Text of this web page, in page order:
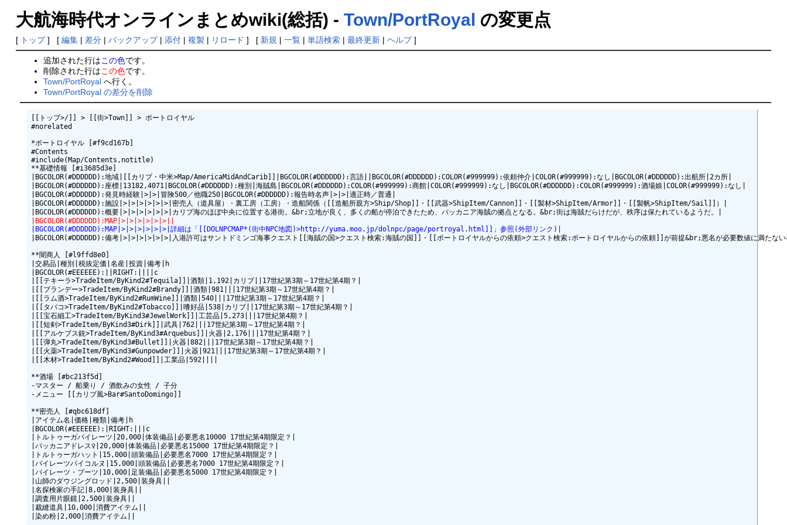
大航海時代オンラインまとめwiki(総括) - Town/PortRoyal の変更点
[ トップ] [ 編集| 差分| バックアップ| 添付| 複製 | リロード ] [ 新規 | 一覧| 単語検索| 最終更新| ヘルプ]
追加された行はこの色です。
削除された行はこの色です。
Town/PortRoyal へ行く。
Town/PortRoyal の差分を削除
[[トップ>/]] > [[街>Town]] > ポートロイヤル
#norelated
*ポートロイヤル [#f9cd167b]
#Contents
#include(Map/Contents,notitle)
**基礎情報 [#i3685d3e]
|BGCOLOR(#DDDDDD):地域|[[カリブ・中米>Map/AmericaMidAndCarib]]|BGCOLOR(#DDDDDD):言語||BGCOLOR(#DDDDDD):COLOR(#999999):依頼仲介|COLOR(#999999):なし|BGCOLOR(#DDDDDD):出航所|2カ所|
|BGCOLOR(#DDDDDD):座標|13182,4071|BGCOLOR(#DDDDDD):種別|海賊島|BGCOLOR(#DDDDDD):COLOR(#999999):商館|COLOR(#999999):なし|BGCOLOR(#DDDDDD):COLOR(#999999):酒場娘|COLOR(#999999):なし|
|BGCOLOR(#DDDDDD):発見時経験|>|>|冒険500／他職250|BGCOLOR(#DDDDDD):報告時名声|>|>|適正時／普通|
|BGCOLOR(#DDDDDD):施設|>|>|>|>|>|>|密売人（道具屋）・裏工房（工房）・造船関係（[[造船所親方>Ship/Shop]]・[[武器>ShipItem/Cannon]]・[[製材>ShipItem/Armor]]・[[製帆>ShipItem/Sail]]）|
|BGCOLOR(#DDDDDD):MAP|>|>|>|>|>|>||
|BGCOLOR(#DDDDDD):MAP|>|>|>|>|>|>|詳細は「[[DOLNPCMAP*(街中NPC地図)>http://yuma.moo.jp/dolnpc/page/portroyal.html]]」参照(外部リンク)|
|BGCOLOR(#DDDDDD):備考|>|>|>|>|>|>|入港許可はサントドミンゴ海事クエスト[[海賊の国>クエスト検索:海賊の国]]・[[ポートロイヤルからの依頼>クエスト検索:ポートロイヤルからの依頼]]が前提&br;悪名が必要数値に満たない
**闇商人 [#l9ffd8e0]
|交易品|種別|税抜定価|名産|投資|備考|h
|BGCOLOR(#EEEEEE):||RIGHT:||||c
|[[テキーラ>TradeItem/ByKind2#Tequila]]|酒類|1,192|カリブ||17世紀第3期～17世紀第4期？|
|[[ブランデー>TradeItem/ByKind2#Brandy]]|酒類|981|||17世紀第3期～17世紀第4期？|
|[[ラム酒>TradeItem/ByKind2#RumWine]]|酒類|540|||17世紀第3期～17世紀第4期？|
|[[タバコ>TradeItem/ByKind2#Tobacco]]|嗜好品|538|カリブ||17世紀第3期～17世紀第4期？|
|[[宝石細工>TradeItem/ByKind3#JewelWork]]|工芸品|5,273|||17世紀第4期？|
|[[短剣>TradeItem/ByKind3#Dirk]]|武具|762|||17世紀第3期～17世紀第4期？|
|[[アルケブス銃>TradeItem/ByKind3#Arquebus]]|火器|2,176|||17世紀第4期？|
|[[弾丸>TradeItem/ByKind3#Bullet]]|火器|882|||17世紀第3期～17世紀第4期？|
|[[火薬>TradeItem/ByKind3#Gunpowder]]|火器|921|||17世紀第3期～17世紀第4期？|
|[[木材>TradeItem/ByKind2#Wood]]|工業品|592||||
**酒場 [#bc213f5d]
-マスター / 船乗り / 酒飲みの女性 / 子分
-メニュー [[カリブ風>Bar#SantoDomingo]]
**密売人 [#qbc618df]
|アイテム名|価格|種類|備考|h
|BGCOLOR(#EEEEEE):|RIGHT:|||c
|トルトゥーガパイレーツ|20,000|体装備品|必要悪名10000 17世紀第4期限定？|
|バッカニアドレス♀|20,000|体装備品|必要悪名15000 17世紀第4期限定？|
|トルトゥーガハット|15,000|頭装備品|必要悪名7000 17世紀第4期限定？|
|パイレーツバイコルヌ|15,000|頭装備品|必要悪名7000 17世紀第4期限定？|
|パイレーツ・ブーツ|10,000|足装備品|必要悪名5000 17世紀第4期限定？|
|山師のダウジングロッド|2,500|装身具||
|名探検家の手記|8,000|装身具||
|調査用片眼鏡|2,500|装身具||
|裁縫道具|10,000|消費アイテム||
|染め粉|2,000|消費アイテム||